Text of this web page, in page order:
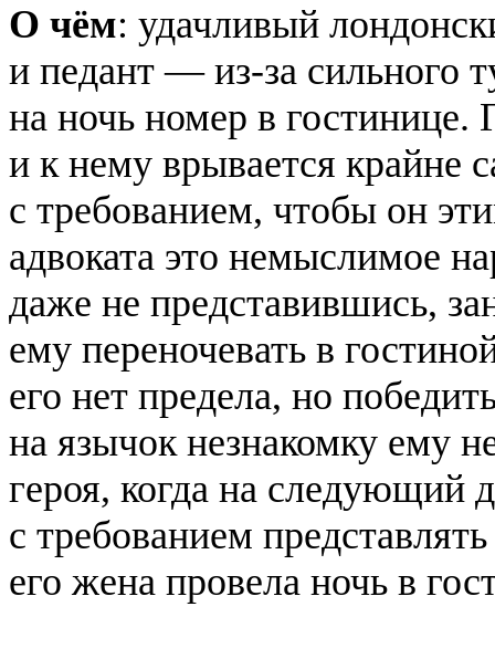
О чём: удачливый
и педант — из-за сильного
на ночь номер в гостинице.
и к нему врывается крайне
с требованием, чтобы он
адвоката это немыслимое
даже не представившись,
ему переночевать в
его нет предела, но
на язычок незнакомку ему
героя, когда на следующий
с требованием
его жена провела ночь в